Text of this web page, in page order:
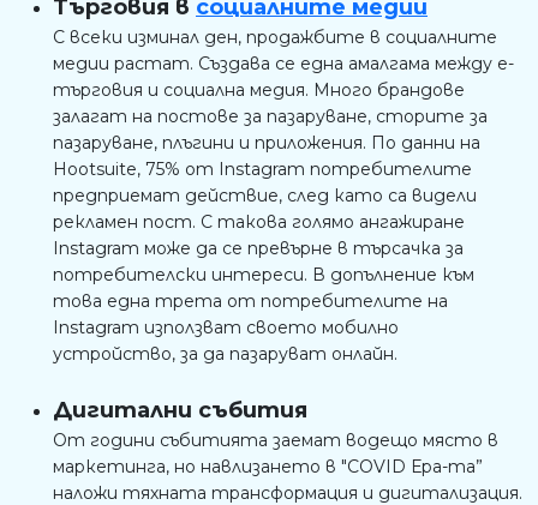
Търговия в социалните медии
С всеки изминал ден, продажбите в социалните
медии растат. Създава се една амалгама между е-
търговия и социална медия. Много брандове
залагат на постове за пазаруване, сторите за
пазаруване, плъгини и приложения. По данни на
Hootsuite, 75% от Instagram потребителите
предприемат действие, след като са видели
рекламен пост. С такова голямо ангажиране
Instagram може да се превърне в търсачка за
потребителски интереси. В допълнение към
това една трета от потребителите на
Instagram използват своето мобилно
устройство, за да пазаруват онлайн.
Дигитални събития
От години събитията заемат водещо място в
маркетинга, но навлизането в "COVID Ера-та”
наложи тяхната трансформация и дигитализация.